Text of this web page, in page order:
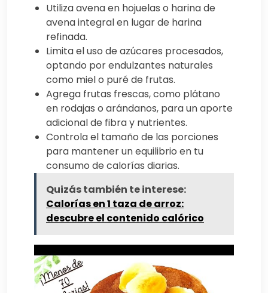
Utiliza avena en hojuelas o harina de
avena integral en lugar de harina
refinada.
Limita el uso de azúcares procesados,
optando por endulzantes naturales
como miel o puré de frutas.
Agrega frutas frescas, como plátano
en rodajas o arándanos, para un aporte
adicional de fibra y nutrientes.
Controla el tamaño de las porciones
para mantener un equilibrio en tu
consumo de calorías diarias.
Quizás también te interese:
Calorías en 1 taza de arroz:
descubre el contenido calórico